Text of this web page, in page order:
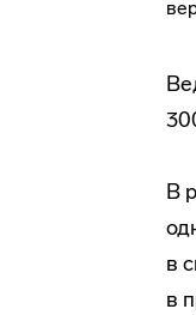
В
в
в